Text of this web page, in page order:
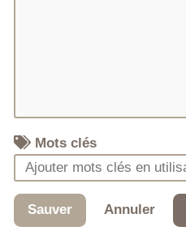
Mots clés
Sauver Annuler